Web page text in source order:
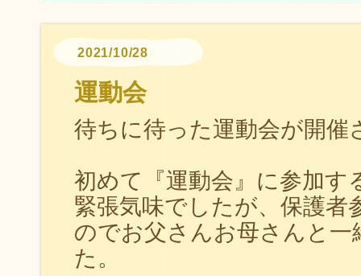
2021/10/28
運動会
待ちに待った運動会が開催
初めて『運動会』に参加す
緊張気味でしたが、保護者
のでお父さんお母さんと一
た。